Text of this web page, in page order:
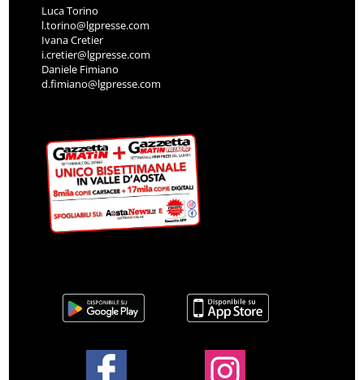
Luca Torino
l.torino@lgpresse.com
Ivana Cretier
i.cretier@lgpresse.com
Daniele Fimiano
d.fimiano@lgpresse.com